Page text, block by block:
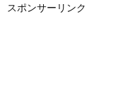
スポンサーリンク